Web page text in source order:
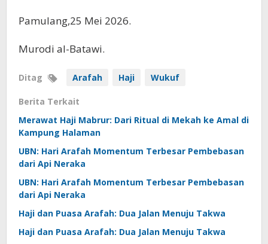
Pamulang,25 Mei 2026.
Murodi al-Batawi.
Ditag Arafah Haji Wukuf
Berita Terkait
Merawat Haji Mabrur: Dari Ritual di Mekah ke Amal di
Kampung Halaman
UBN: Hari Arafah Momentum Terbesar Pembebasan
dari Api Neraka
UBN: Hari Arafah Momentum Terbesar Pembebasan
dari Api Neraka
Haji dan Puasa Arafah: Dua Jalan Menuju Takwa
Haji dan Puasa Arafah: Dua Jalan Menuju Takwa